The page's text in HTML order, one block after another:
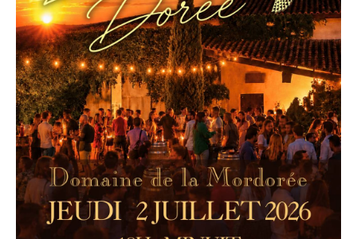
Foodtrucks
Ambiance musicale
Vente de vins (offre exceptionnelle pour la soirée)
Atelier dégustation vieux millésimes (18h30)
Tarif : 5 € ttc
Réservation conseillée, places assises limitées
Pour réserver votre table, veuillez nous contacter par
mail à info@domaine-mordoree.com ou par
téléphone au 04 66 50 00 75.